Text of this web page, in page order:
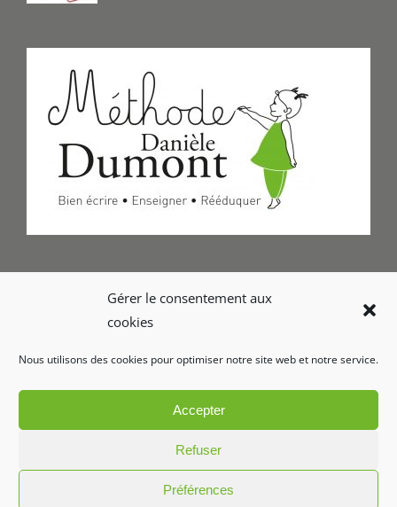
Gérer le consentement aux
cookies
Nous utilisons des cookies pour optimiser notre site web et notre service.
Accepter
Refuser
Préférences
Formulaire de Contact